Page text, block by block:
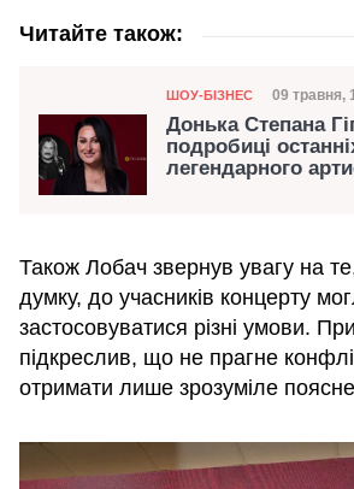
Читайте також:
Категорія
ШОУ-БІЗНЕС Дата
09 травня,
Донька Степана
подробиці
легендарного
Також Лобач звернув увагу на
думку, до учасників концерту
застосовуватися різні умови.
підкреслив, що не прагне
отримати лише зрозуміле